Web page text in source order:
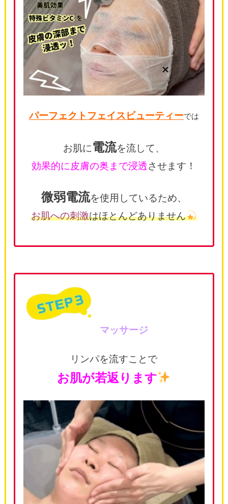
パーフェクトフェイスビューティーでは
お肌に電流を流して、
効果的に皮膚の奥まで浸透させます！
微弱電流を使用しているため、
お肌への刺激はほとんどありません
マッサージ
リンパを流すことで
お肌が若返ります